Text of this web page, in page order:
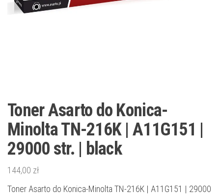
Toner Asarto do Konica-
Minolta TN-216K | A11G151 |
29000 str. | black
144,00 zł
Toner Asarto do Konica-Minolta TN-216K | A11G151 | 29000